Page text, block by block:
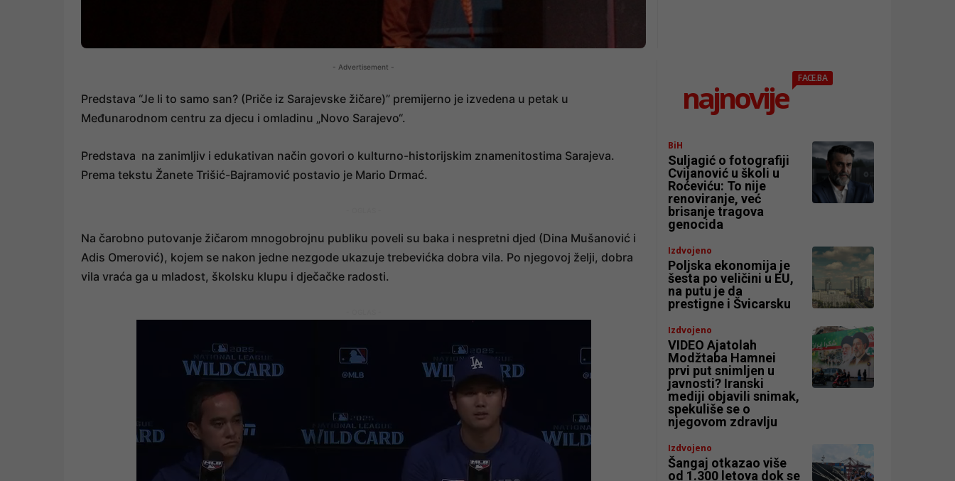
- Advertisement -
Predstava “Je li to samo san? (Priče iz Sarajevske žičare)” premijerno je izvedena u petak u
Međunarodnom centru za djecu i omladinu „Novo Sarajevo“.
Predstava na zanimljiv i edukativan način govori o kulturno-historijskim znamenitostima Sarajeva.
Prema tekstu Žanete Trišić-Bajramović postavio je Mario Drmać.
Na čarobno putovanje žičarom mnogobrojnu publiku poveli su baka i nespretni djed (Dina Mušanović i
Adis Omerović), kojem se nakon jedne nezgode ukazuje trebevićka dobra vila. Po njegovoj želji, dobra
vila vraća ga u mladost, školsku klupu i dječačke radosti.
najnovije
FACE.BA
BiH
Suljagić o fotografiji
Cvijanović u školi u
Roćeviću: To nije
renoviranje, već
brisanje tragova
genocida
Izdvojeno
Poljska ekonomija je
šesta po veličini u EU,
na putu je da
prestigne i Švicarsku
Izdvojeno
VIDEO Ajatolah
Modžtaba Hamnei
prvi put snimljen u
javnosti? Iranski
mediji objavili snimak,
spekuliše se o
njegovom zdravlju
Izdvojeno
Šangaj otkazao više
od 1.300 letova dok se